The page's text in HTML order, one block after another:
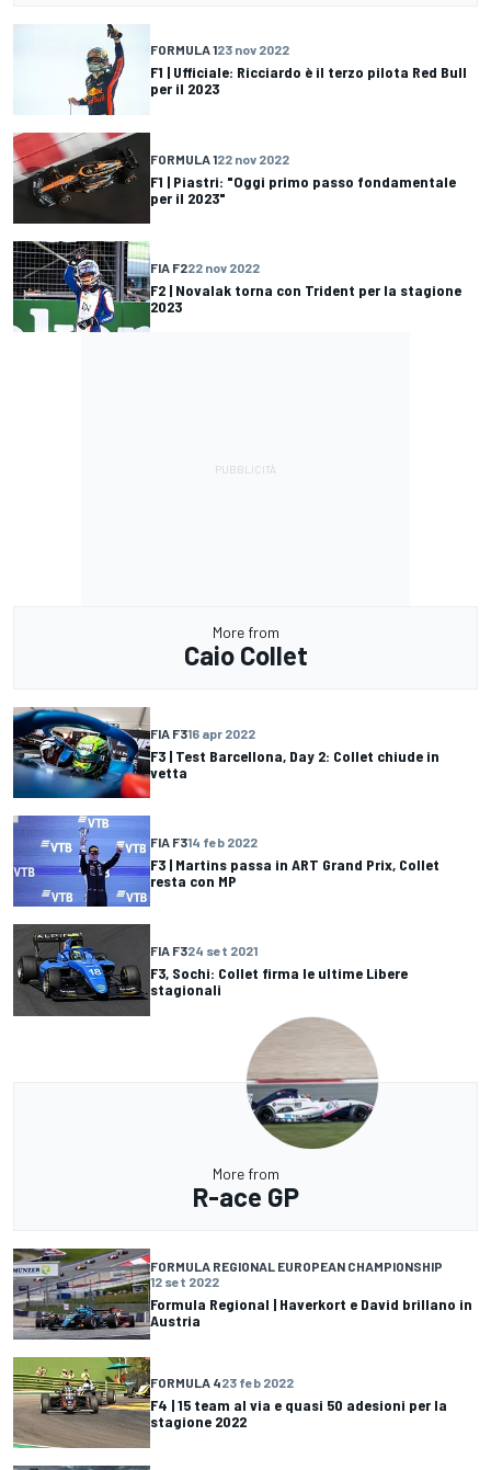
FORMULA 123 nov 2022
F1 | Ufficiale: Ricciardo è il terzo pilota Red Bull
per il 2023
FORMULA 122 nov 2022
F1 | Piastri: "Oggi primo passo fondamentale
per il 2023"
FIA F222 nov 2022
F2 | Novalak torna con Trident per la stagione
2023
More from
Caio Collet
FIA F316 apr 2022
F3 | Test Barcellona, Day 2: Collet chiude in
vetta
FIA F314 feb 2022
F3 | Martins passa in ART Grand Prix, Collet
resta con MP
FIA F324 set 2021
F3, Sochi: Collet firma le ultime Libere
stagionali
More from
R-ace GP
FORMULA REGIONAL EUROPEAN CHAMPIONSHIP
12 set 2022
Formula Regional | Haverkort e David brillano in
Austria
FORMULA 423 feb 2022
F4 | 15 team al via e quasi 50 adesioni per la
stagione 2022